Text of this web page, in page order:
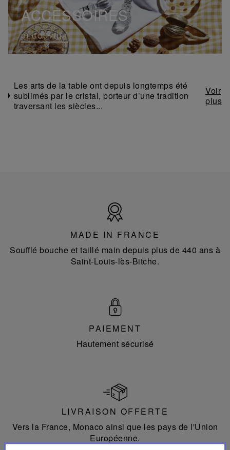
ACCESSOIRES
DÉCOUVRIR
Les arts de la table ont depuis longtemps été
sublimés par le cristal, porteur d’une tradition
traversant les siècles...
France
MADE IN FRANCE
Soufflé bouche et taillé main depuis plus de 440 ans à
Saint-Louis-lès-Bitche.
PAIEMENT
Hautement sécurisé
LIVRAISON OFFERTE
Vers la France, Monaco ainsi que les pays de l'Union
Européenne.